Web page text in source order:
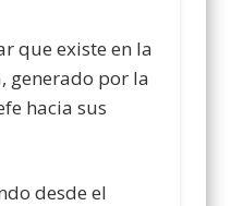
que existe en la
generado por la
hacia sus
desde el